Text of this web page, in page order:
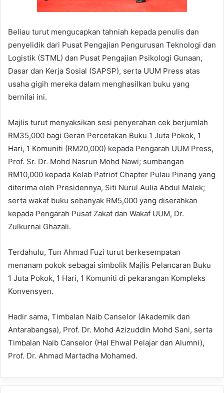
Beliau turut mengucapkan tahniah kepada penulis dan
penyelidik dari Pusat Pengajian Pengurusan Teknologi dan
Logistik (STML) dan Pusat Pengajian Psikologi Gunaan,
Dasar dan Kerja Sosial (SAPSP), serta UUM Press atas
usaha gigih mereka dalam menghasilkan buku yang
bernilai ini.
Majlis turut menyaksikan sesi penyerahan cek berjumlah
RM35,000 bagi Geran Percetakan Buku 1 Juta Pokok, 1
Hari, 1 Komuniti (RM20,000) kepada Pengarah UUM Press,
Prof. Sr. Dr. Mohd Nasrun Mohd Nawi; sumbangan
RM10,000 kepada Kelab Patriot Chapter Pulau Pinang yang
diterima oleh Presidennya, Siti Nurul Aulia Abdul Malek;
serta wakaf buku sebanyak RM5,000 yang diserahkan
kepada Pengarah Pusat Zakat dan Wakaf UUM, Dr.
Zulkurnai Ghazali.
Terdahulu, Tun Ahmad Fuzi turut berkesempatan
menanam pokok sebagai simbolik Majlis Pelancaran Buku
1 Juta Pokok, 1 Hari, 1 Komuniti di pekarangan Kompleks
Konvensyen.
Hadir sama, Timbalan Naib Canselor (Akademik dan
Antarabangsa), Prof. Dr. Mohd Azizuddin Mohd Sani, serta
Timbalan Naib Canselor (Hal Ehwal Pelajar dan Alumni),
Prof. Dr. Ahmad Martadha Mohamed.